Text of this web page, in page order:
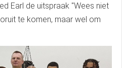
Earl de uitspraak "Wees niet
te komen, maar wel om